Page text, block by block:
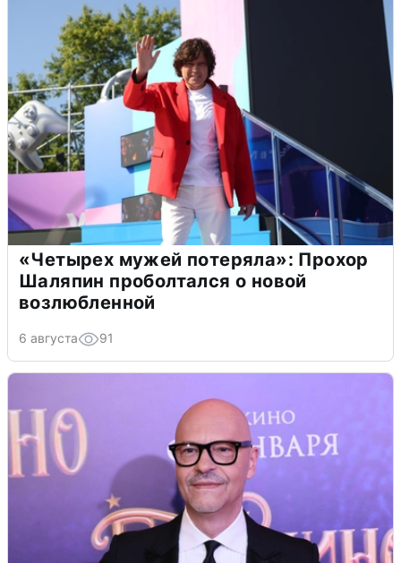
«Четырех мужей потеряла»: Прохор
Шаляпин проболтался о новой
возлюбленной
6 августа 91